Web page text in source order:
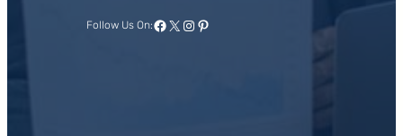
Follow Us On:Facebook
X Instagram
Pinterest